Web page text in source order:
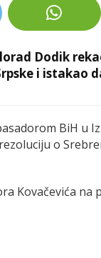
Dodik
i istakao
BiH u
o
Kovačevića na